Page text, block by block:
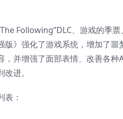
Following”DLC、游戏的季
》强化了游戏系统，增加了
并增强了面部表情、改善各
进。
：